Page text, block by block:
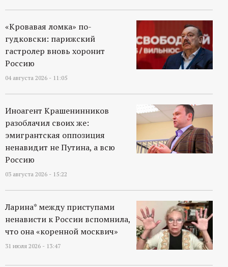
«Кровавая ломка» по-
гудковски: парижский
гастролер вновь хоронит
Россию
04 августа 2026 - 11:05
Иноагент Крашенинников
разоблачил своих же:
эмигрантская оппозиция
ненавидит не Путина, а всю
Россию
03 августа 2026 - 15:22
Ларина* между приступами
ненависти к России вспомнила,
что она «коренной москвич»
31 июля 2026 - 13:47